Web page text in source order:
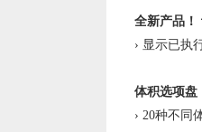
全新产品！
› 显示已执
体积选项盘
› 20种不同